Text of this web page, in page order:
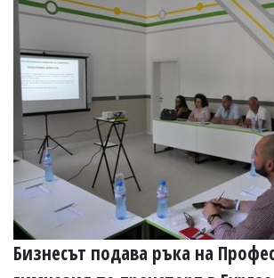
Бизнесът подава ръка на